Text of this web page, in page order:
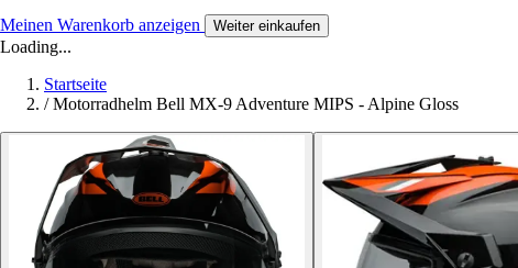
Meinen Warenkorb anzeigen Weiter einkaufen
Loading...
Startseite
/ Motorradhelm Bell MX-9 Adventure MIPS - Alpine Gloss